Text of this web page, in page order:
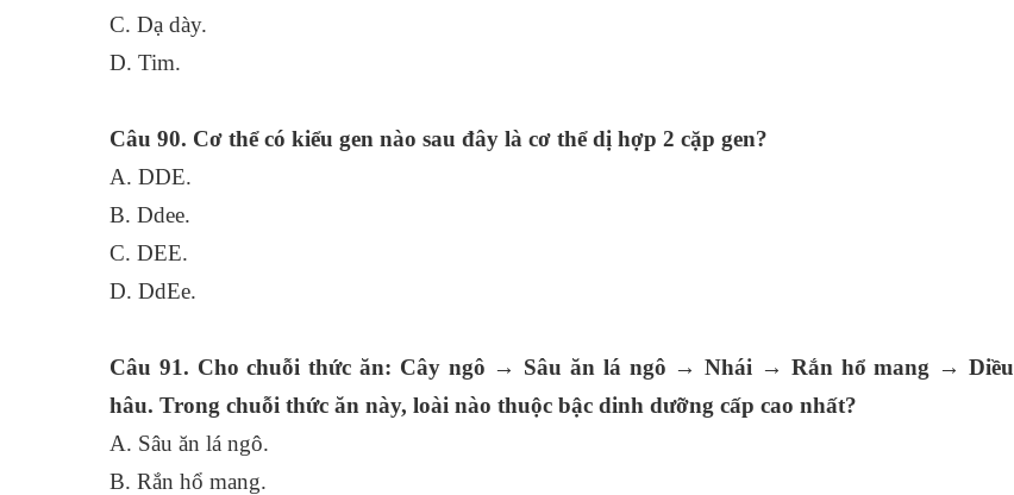
C. Dạ dày.
D. Tim.
Câu 90. Cơ thể có kiểu gen nào sau đây là cơ thể dị hợp 2 cặp gen?
A. DDE.
B. Ddee.
C. DEE.
D. DdEe.
Câu 91. Cho chuỗi thức ăn: Cây ngô → Sâu ăn lá ngô → Nhái → Rắn hổ mang → Diều
hâu. Trong chuỗi thức ăn này, loài nào thuộc bậc dinh dưỡng cấp cao nhất?
A. Sâu ăn lá ngô.
B. Rắn hổ mang.